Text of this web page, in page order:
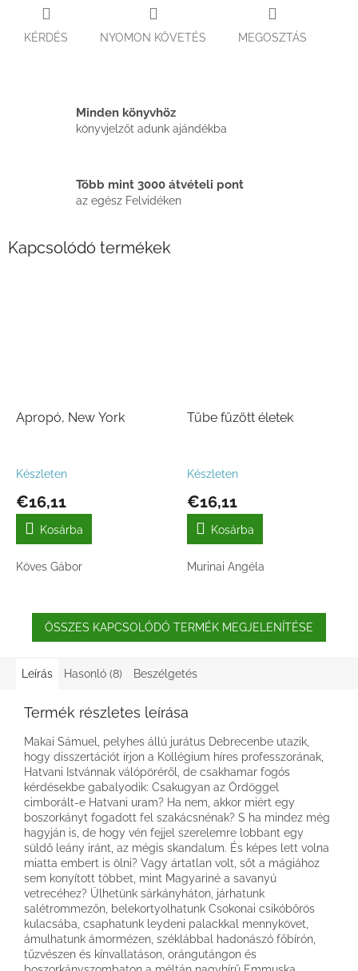
KÉRDÉS NYOMON KÖVETÉS MEGOSZTÁS
Minden könyvhöz
könyvjelzőt adunk ajándékba
Több mint 3000 átvételi pont
az egész Felvidéken
Kapcsolódó termékek
Apropó, New York
Készleten
€16,11
Kosárba
Köves Gábor
Tűbe fűzött életek
Készleten
€16,11
Kosárba
Murinai Angéla
ÖSSZES KAPCSOLÓDÓ TERMÉK MEGJELENÍTÉSE
Leírás Hasonló (8) Beszélgetés
Termék részletes leírása
Makai Sámuel, pelyhes állú jurátus Debrecenbe utazik,
hogy disszertációt írjon a Kollégium híres professzorának,
Hatvani Istvánnak válópöréről, de csakhamar fogós
kérdésekbe gabalyodik: Csakugyan az Ördöggel
cimborált-e Hatvani uram? Ha nem, akkor miért egy
boszorkányt fogadott fel szakácsnénak? S ha mindez még
hagyján is, de hogy vén fejjel szerelemre lobbant egy
süldő leány iránt, az mégis skandalum. És képes lett volna
miatta embert is ölni? Vagy ártatlan volt, sőt a mágiához
sem konyított többet, mint Magyariné a savanyú
vetrecéhez? Ülhetünk sárkányháton, járhatunk
salétrommezőn, belekortyolhatunk Csokonai csikóbőrös
kulacsába, csaphatunk leydeni palackkal mennykövet,
ámulhatunk ámormézen, széklábbal hadonászó főbírón,
tűzvészen és kínvallatáson, orángutángon és